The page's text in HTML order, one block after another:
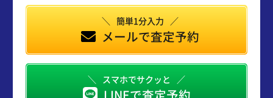
簡単1分入力
メールで査定予約
スマホでサクッと